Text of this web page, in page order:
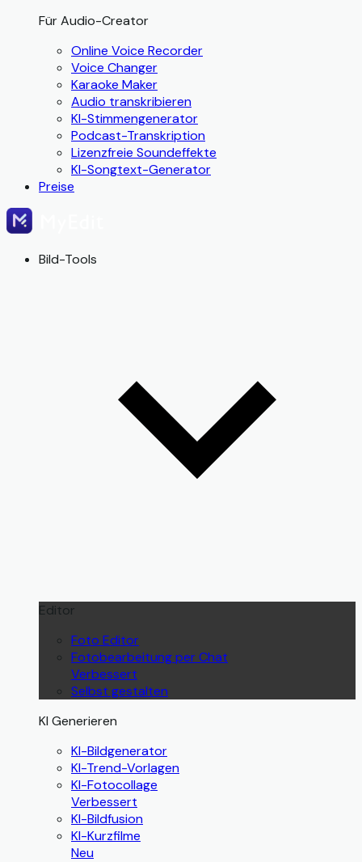
Für Audio-Creator
Online Voice Recorder
Voice Changer
Karaoke Maker
Audio transkribieren
KI-Stimmengenerator
Podcast-Transkription
Lizenzfreie Soundeffekte
KI-Songtext-Generator
Preise
Bild-Tools
Editor
Foto Editor
Fotobearbeitung per Chat
Verbessert
Selbst gestalten
KI Generieren
KI-Bildgenerator
KI-Trend-Vorlagen
KI-Fotocollage
Verbessert
KI-Bildfusion
KI-Kurzfilme
Neu